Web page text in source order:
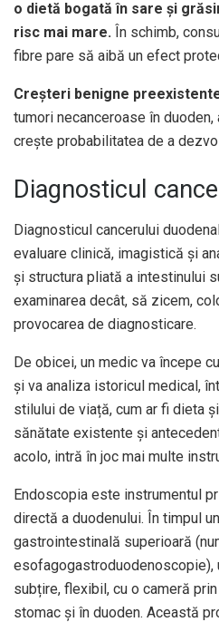
o dietă bogată în sare și
risc mai mare. În schimb,
fibre pare să aibă un efect
Creșteri benigne
tumori necanceroase în
crește probabilitatea de a
Diagnosticul
Diagnosticul cancerului
evaluare clinică, imagistică și
și structura pliată a intestinului
examinarea decât, să zicem,
provocarea de diagnosticare.
De obicei, un medic va începe
și va analiza istoricul medical,
stilului de viață, cum ar fi dieta
sănătate existente și
acolo, intră în joc mai multe
Endoscopia este instrumentul
directă a duodenului. În timpul
gastrointestinală superioară
esofagogastroduodenoscopie),
subțire, flexibil, cu o cameră
stomac și în duoden. Această